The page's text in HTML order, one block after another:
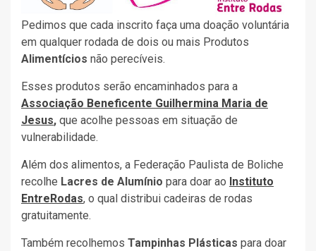
Pedimos que cada inscrito faça uma doação voluntária
em qualquer rodada de dois ou mais Produtos
Alimentícios não perecíveis.
Esses produtos serão encaminhados para a
Associação Beneficente Guilhermina Maria de
Jesus, que acolhe pessoas em situação de
vulnerabilidade.
Além dos alimentos, a Federação Paulista de Boliche
recolhe Lacres de Alumínio para doar ao Instituto
EntreRodas, o qual distribui cadeiras de rodas
gratuitamente.
Também recolhemos Tampinhas Plásticas para doar